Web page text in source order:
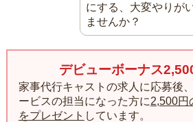
にする、大変やりが
ませんか？
デビューボーナス
家事代行キャストの求人に応募後
ービスの担当になった方に2,500円
をプレゼント しています。